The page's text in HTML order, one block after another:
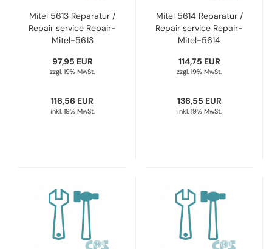
Mitel 5613 Reparatur /
Repair service Repair-
Mitel-5613
97,95 EUR
zzgl. 19% MwSt.
116,56 EUR
inkl. 19% MwSt.
Mitel 5614 Reparatur /
Repair service Repair-
Mitel-5614
114,75 EUR
zzgl. 19% MwSt.
136,55 EUR
inkl. 19% MwSt.